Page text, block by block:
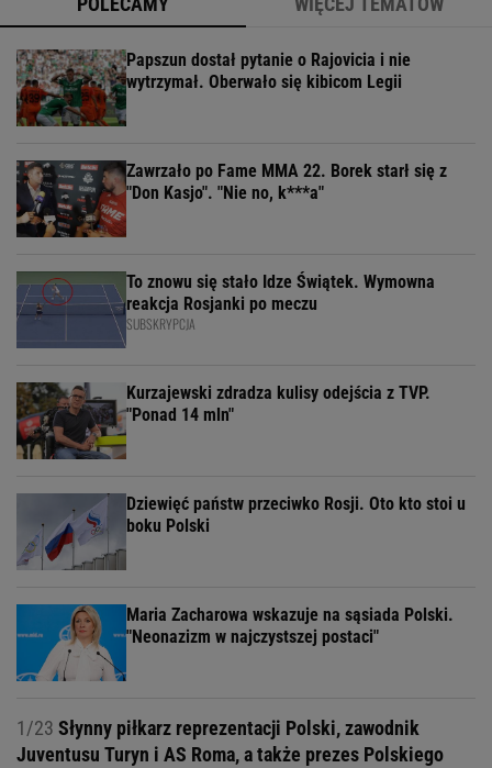
Papszun dostał pytanie o Rajovicia i nie
wytrzymał. Oberwało się kibicom Legii
Zawrzało po Fame MMA 22. Borek starł się z
"Don Kasjo". "Nie no, k***a"
To znowu się stało Idze Świątek. Wymowna
reakcja Rosjanki po meczu
SUBSKRYPCJA
Kurzajewski zdradza kulisy odejścia z TVP.
"Ponad 14 mln"
Dziewięć państw przeciwko Rosji. Oto kto stoi u
boku Polski
Maria Zacharowa wskazuje na sąsiada Polski.
"Neonazizm w najczystszej postaci"
1/23 Słynny piłkarz reprezentacji Polski, zawodnik
Juventusu Turyn i AS Roma, a także prezes Polskiego